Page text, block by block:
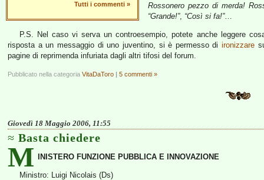
Tutti i commenti »
Rossonero pezzo di merda!
“Grande!”, “Così si fa!”…
P.S. Nel caso vi serva un controesempio, potete anche leggere
risposta a un messaggio di uno juventino, si è permesso diironizzare
pagine di reprimenda infuriata dagli altri tifosi del forum.
Pubblicato nella categoria VitaDaToro | 5 commenti »
Giovedì 18 Maggio 2006, 11:55
Basta chiedere
M INISTERO FUNZIONE PUBBLICA E INNOVAZIONE
Ministro: Luigi Nicolais (Ds)